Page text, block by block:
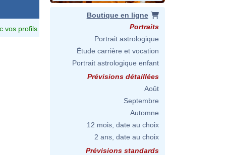
vos profils
Boutique en ligne
Portraits
Portrait astrologique
Étude carrière et vocation
Portrait astrologique enfant
Prévisions détaillées
Août
Septembre
Automne
12 mois, date au choix
2 ans, date au choix
Prévisions standards